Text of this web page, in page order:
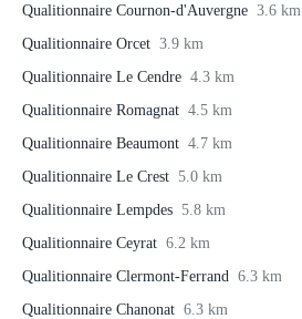
Qualitionnaire Cournon-d'Auvergne 3.6 km
Qualitionnaire Orcet 3.9 km
Qualitionnaire Le Cendre 4.3 km
Qualitionnaire Romagnat 4.5 km
Qualitionnaire Beaumont 4.7 km
Qualitionnaire Le Crest 5.0 km
Qualitionnaire Lempdes 5.8 km
Qualitionnaire Ceyrat 6.2 km
Qualitionnaire Clermont-Ferrand 6.3 km
Qualitionnaire Chanonat 6.3 km